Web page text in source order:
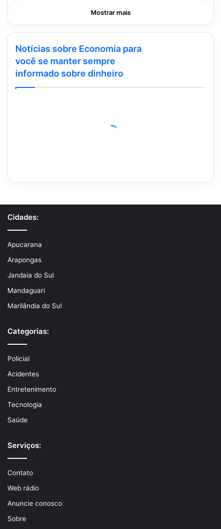
Mostrar mais
Notícias sobre Economia para
você se manter sempre
informado sobre dinheiro
Cidades:
Apucarana
Arapongas
Jandaia do Sul
Mandaguari
Marilândia do Sul
Categorias:
Policial
Acidentes
Entretenimento
Tecnologia
Saúde
Serviços:
Contato
Web rádio
Anuncie conosco
Sobre